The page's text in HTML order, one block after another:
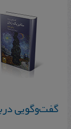
گفت‌وگویی